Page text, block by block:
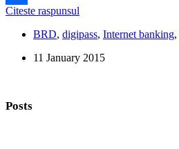
Share
Citeste raspunsul
sa
o
BRD, digipass, Internet banking,
11 January 2015
Posts